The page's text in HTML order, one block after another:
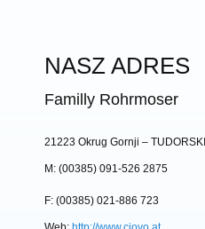
NASZ ADRES
Familly Rohrmoser
21223 Okrug Gornji –
M: (00385) 091-526 2875
F: (00385) 021-886 723